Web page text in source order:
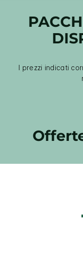
I prezzi indicati